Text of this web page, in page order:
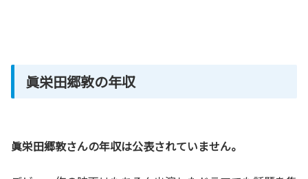
眞栄田郷敦の年収
眞栄田郷敦さんの年収は公表されていません。